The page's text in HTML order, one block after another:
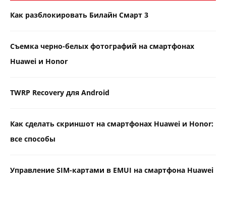
Как разблокировать Билайн Смарт 3
Съемка черно-белых фотографий на смартфонах
Huawei и Honor
TWRP Recovery для Android
Как сделать скриншот на смартфонах Huawei и Honor:
все способы
Управление SIM-картами в EMUI на смартфона Huawei